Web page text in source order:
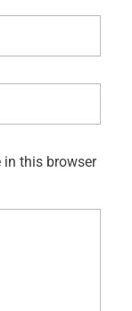
in this browser